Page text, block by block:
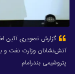
گزارش تصویری آئین
آتش‌نشانان وزارت نفت و
پتروشیمی بندرامام